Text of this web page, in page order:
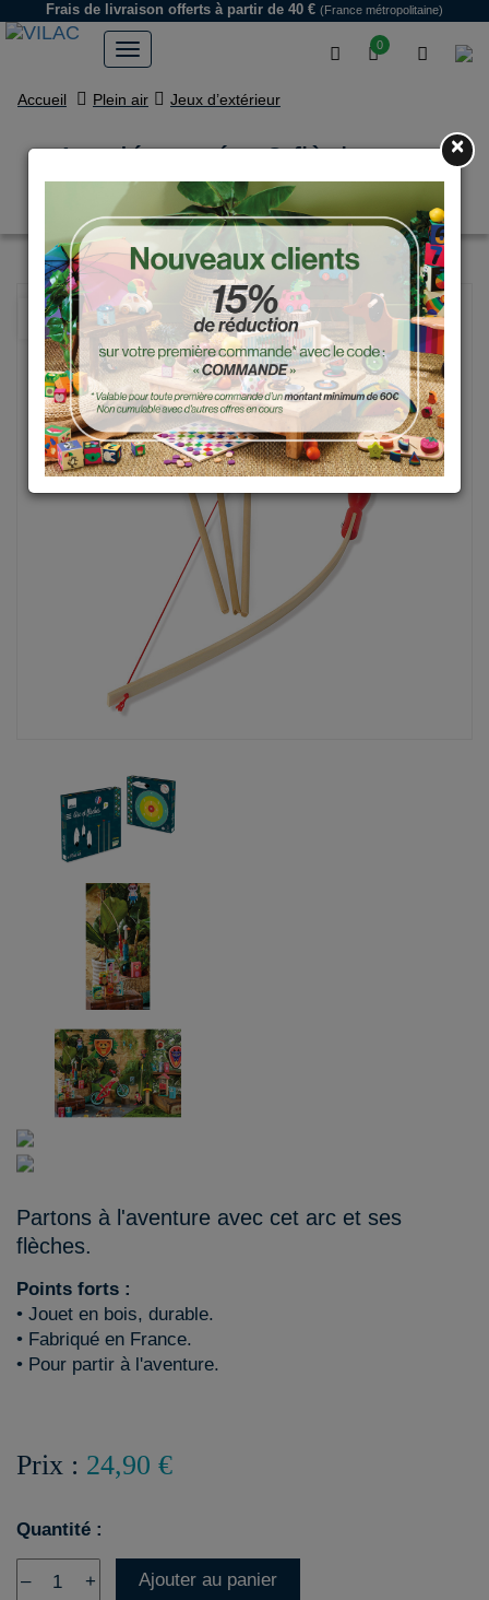
0
Frais de livraison offerts à partir de 40 € (France métropolitaine)
Accueil Plein air Jeux d’extérieur
Arc démonté + 3 flèches en
boîte cible
Partons à l'aventure avec cet arc et ses
flèches.
Points forts :
• Jouet en bois, durable.
• Fabriqué en France.
• Pour partir à l'aventure.
Prix : 24,90 €
Quantité :
– + Ajouter au panier
×